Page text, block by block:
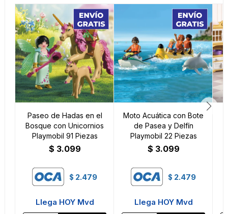
Paseo de Hadas en el
Bosque con Unicornios
Playmobil 91 Piezas
$ 3.099
$ 2.479
Llega HOY Mvd
Moto Acuática con Bote
de Pasea y Delfín
Playmobil 22 Piezas
$ 3.099
$ 2.479
Llega HOY Mvd